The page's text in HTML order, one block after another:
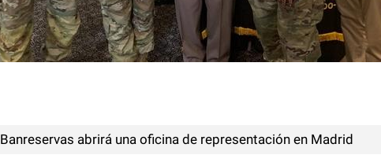
Banreservas abrirá una oficina de representación en Madrid